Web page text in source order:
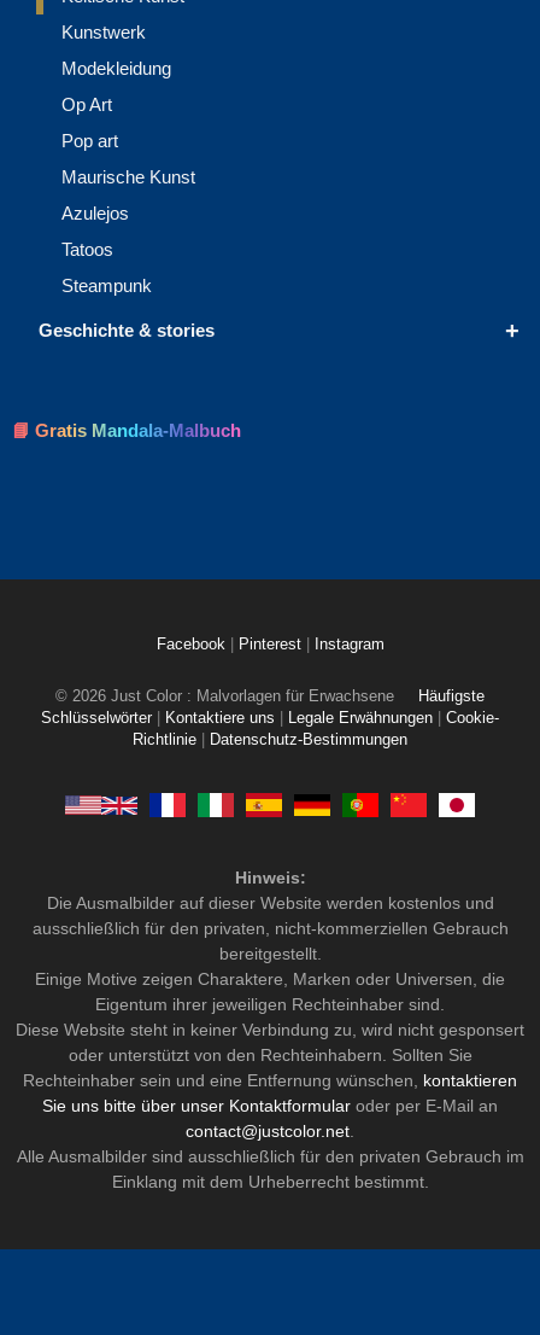
Kunstwerk
Modekleidung
Op Art
Pop art
Maurische Kunst
Azulejos
Tatoos
Steampunk
+
Geschichte & stories
📘 Gratis Mandala-Malbuch
Facebook Pinterest Instagram
© 2026 Just Color : Malvorlagen für Erwachsene
Häufigste
Schlüsselwörter
Kontaktiere uns Legale Erwähnungen
Cookie-
Richtlinie
Datenschutz-Bestimmungen
Hinweis:
Die Ausmalbilder auf dieser Website werden kostenlos und
ausschließlich für den privaten, nicht-kommerziellen Gebrauch
bereitgestellt.
Einige Motive zeigen Charaktere, Marken oder Universen, die
Eigentum ihrer jeweiligen Rechteinhaber sind.
Diese Website steht in keiner Verbindung zu, wird nicht gesponsert
oder unterstützt von den Rechteinhabern. Sollten Sie
Rechteinhaber sein und eine Entfernung wünschen, kontaktieren
Sie uns bitte über unser Kontaktformular oder per E-Mail an
contact@justcolor.net
Alle Ausmalbilder sind ausschließlich für den privaten Gebrauch im
Einklang mit dem Urheberrecht bestimmt.